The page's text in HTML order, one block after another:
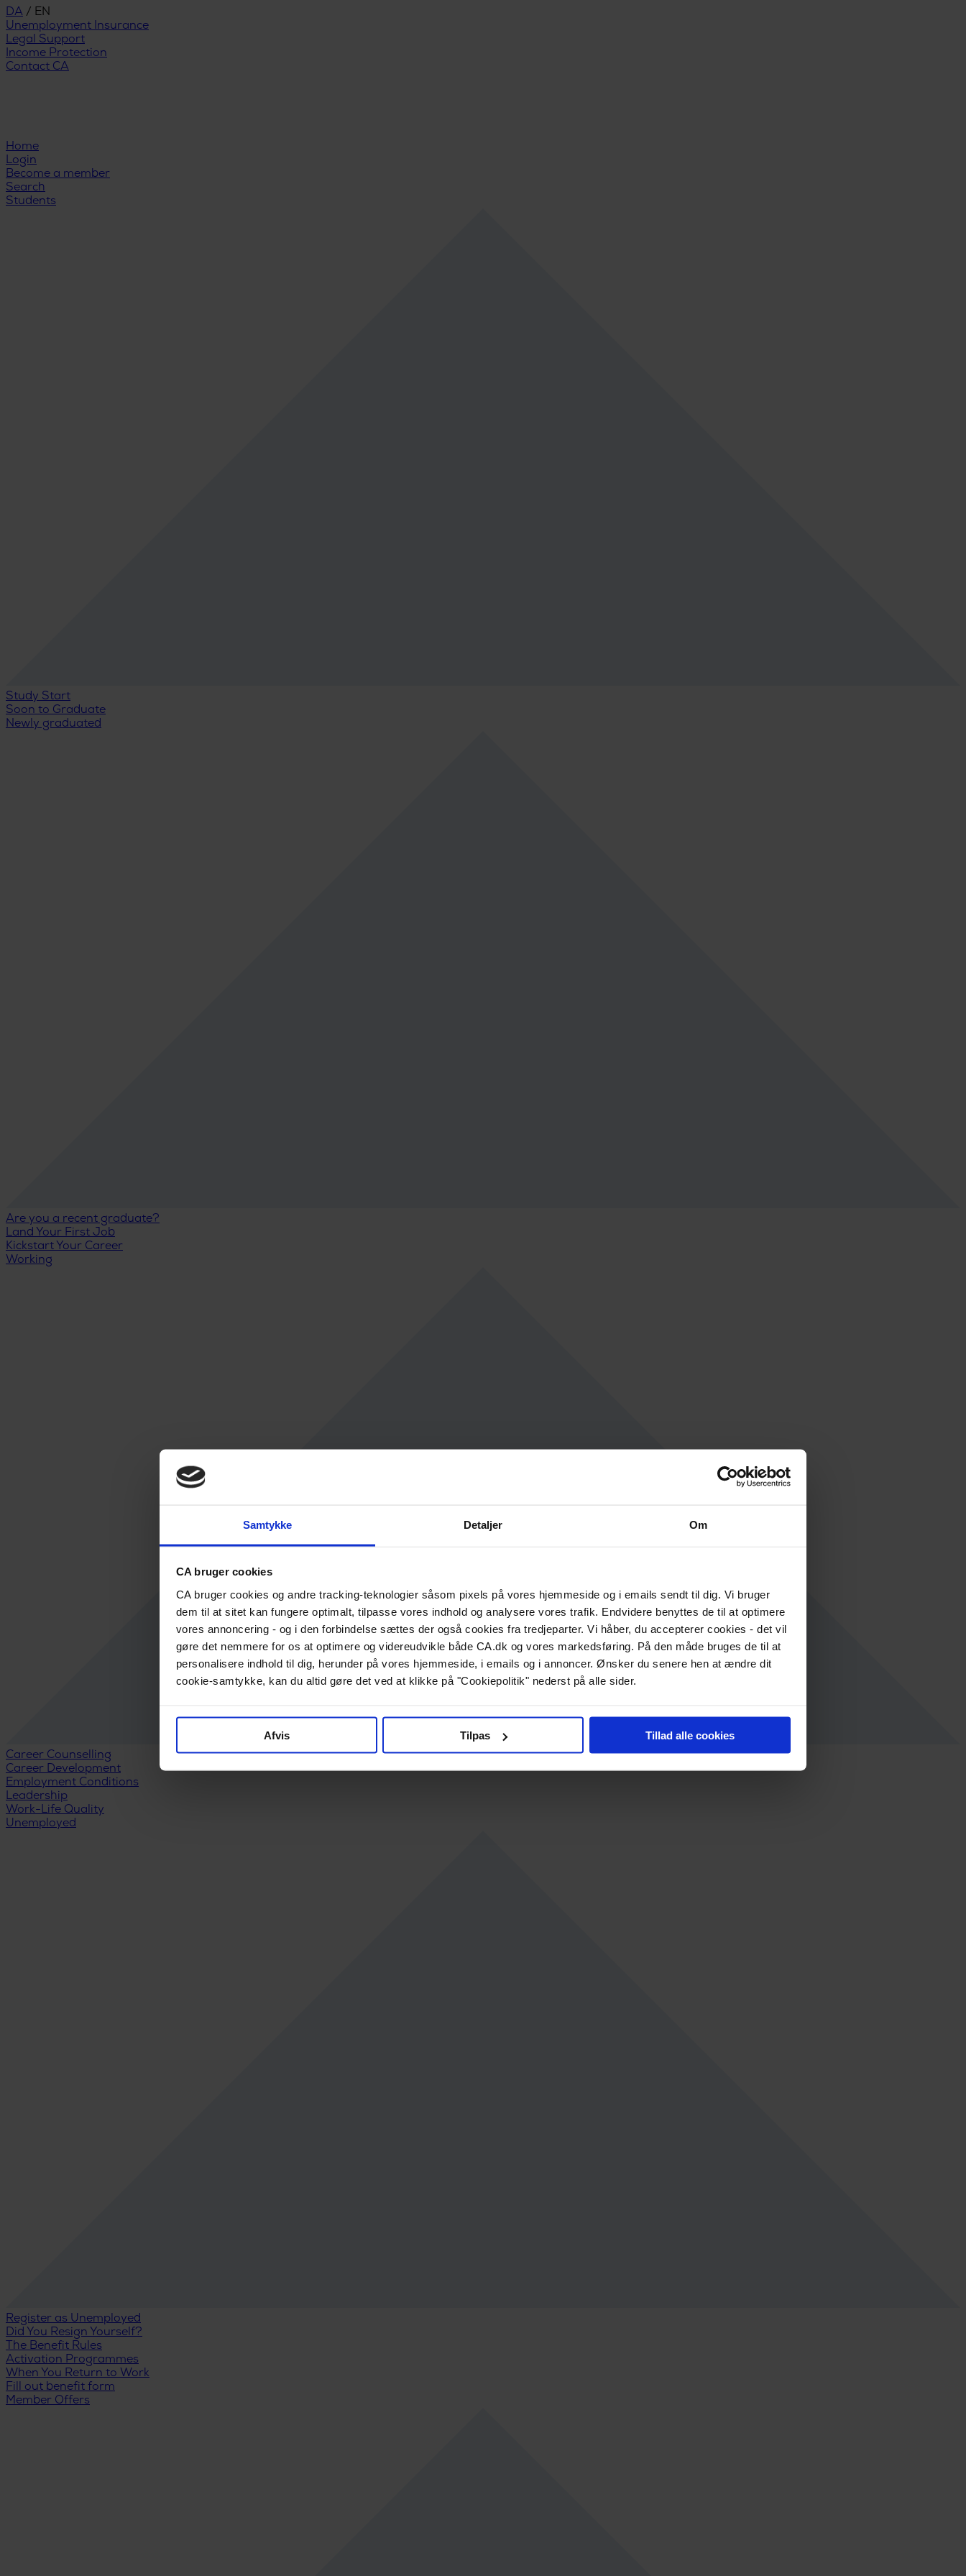
Samtykke Detaljer Om
CA bruger cookies
CA bruger cookies og andre tracking-teknologier såsom pixels på vores hjemmeside og i emails sendt til dig. Vi bruger
dem til at sitet kan fungere optimalt, tilpasse vores indhold og analysere vores trafik. Endvidere benyttes de til at optimere
vores annoncering - og i den forbindelse sættes der også cookies fra tredjeparter. Vi håber, du accepterer cookies - det vil
gøre det nemmere for os at optimere og videreudvikle både CA.dk og vores markedsføring. På den måde bruges de til at
personalisere indhold til dig, herunder på vores hjemmeside, i emails og i annoncer. Ønsker du senere hen at ændre dit
cookie-samtykke, kan du altid gøre det ved at klikke på "Cookiepolitik" nederst på alle sider.
Afvis Tilpas Tillad alle cookies
DA / EN
Unemployment Insurance
Legal Support
Income Protection
Contact CA
Home
Login
Become a member
Search
Students
Study Start
Soon to Graduate
Newly graduated
Are you a recent graduate?
Land Your First Job
Kickstart Your Career
Working
Career Counselling
Career Development
Employment Conditions
Leadership
Work-Life Quality
Unemployed
Register as Unemployed
Did You Resign Yourself?
The Benefit Rules
Activation Programmes
When You Return to Work
Fill out benefit form
Member Offers